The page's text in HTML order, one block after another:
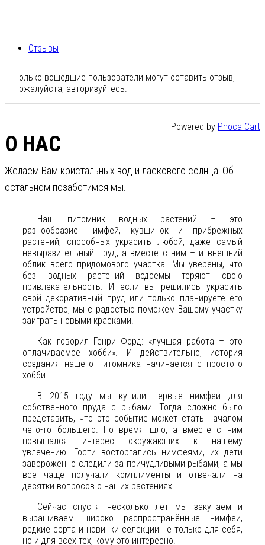
Отзывы
Только вошедшие пользователи могут оставить отзыв,
пожалуйста, авторизуйтесь.
Powered by Phoca Cart
О НАС
Желаем Вам кристальных вод и ласкового солнца! Об
остальном позаботимся мы.
Наш питомник водных растений – это
разнообразие нимфей, кувшинок и прибрежных
растений, способных украсить любой, даже самый
невыразительный пруд, а вместе с ним – и внешний
облик всего придомового участка. Мы уверены, что
без водных растений водоемы теряют свою
привлекательность. И если вы решились украсить
свой декоративный пруд или только планируете его
устройство, мы с радостью поможем Вашему участку
заиграть новыми красками.
Как говорил Генри Форд: «лучшая работа – это
оплачиваемое хобби». И действительно, история
создания нашего питомника начинается с простого
хобби.
В 2015 году мы купили первые нимфеи для
собственного пруда с рыбами. Тогда сложно было
представить, что это событие может стать началом
чего-то большего. Но время шло, а вместе с ним
повышался интерес окружающих к нашему
увлечению. Гости восторгались нимфеями, их дети
заворожённо следили за причудливыми рыбами, а мы
все чаще получали комплименты и отвечали на
десятки вопросов о наших растениях.
Сейчас спустя несколько лет мы закупаем и
выращиваем широко распространённые нимфеи,
редкие сорта и новинки селекции не только для себя,
но и для всех тех, кому это интересно.